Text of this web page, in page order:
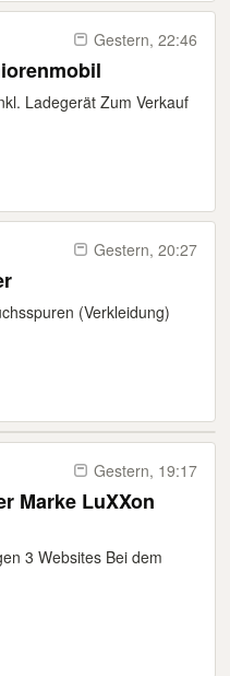
Gestern, 22:46
Ladegerät Zum Verkauf
Gestern, 20:27
(Verkleidung)
Gestern, 19:17
Marke LuXXon
3 Websites Bei dem